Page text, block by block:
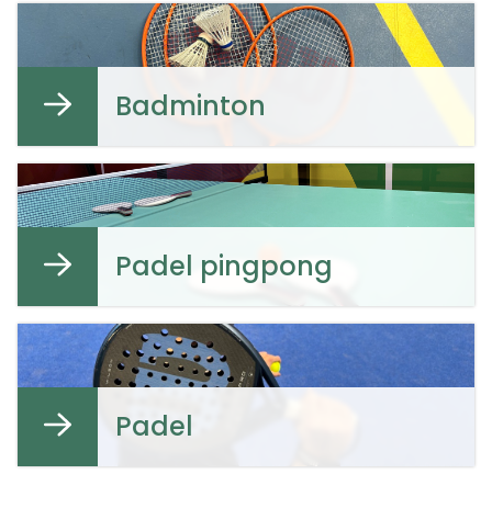
Badminton
Padel pingpong
Padel